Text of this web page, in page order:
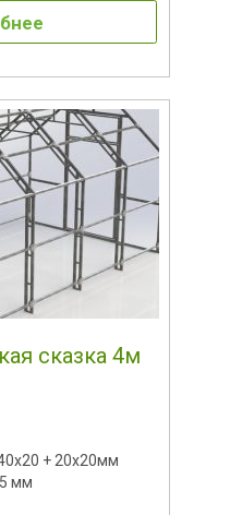
сказка 4м
+ 20х20мм
мм